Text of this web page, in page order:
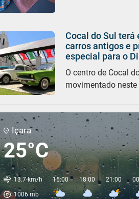
Cocal do Sul terá
carros antigos e
especial para o
O centro de Cocal
movimentado
Içara
25°C
13.7 km/h
1006mb
15:00 18:00 21:00